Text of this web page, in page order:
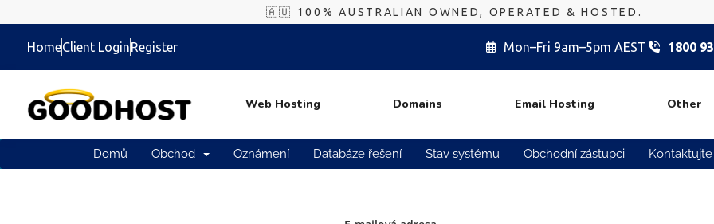
🇦🇺 100% AUSTRALIAN OWNED, OPERATED & HOSTED.
HomeClient LoginRegister Mon–Fri 9am–5pm AEST 1800
Web Hosting Domains Email Hosting Other
Domů Obchod Oznámení Databáze řešení Stav systému Obchodní zástupci Kontaktujte